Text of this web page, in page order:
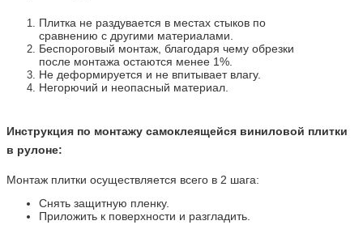
Плитка не раздувается в местах стыков по
сравнению с другими материалами.
Беспороговый монтаж, благодаря чему обрезки
после монтажа остаются менее 1%.
Не деформируется и не впитывает влагу.
Негорючий и неопасный материал.
Инструкция по монтажу самоклеящейся виниловой плитки
в рулоне:
Монтаж плитки осуществляется всего в 2 шага:
Снять защитную пленку.
Приложить к поверхности и разгладить.